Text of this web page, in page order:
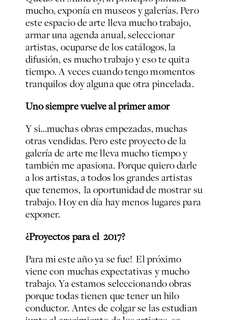
mucho, exponía en museos y galerías. Pero
este espacio de arte lleva mucho trabajo,
armar una agenda anual, seleccionar
artistas, ocuparse de los catálogos, la
difusión, es mucho trabajo y eso te quita
tiempo. A veces cuando tengo momentos
tranquilos doy alguna que otra pincelada.
Uno siempre vuelve al primer amor
Y si…muchas obras empezadas, muchas
otras vendidas. Pero este proyecto de la
galería de arte me lleva mucho tiempo y
también me apasiona. Porque quiero darle
a los artistas, a todos los grandes artistas
que tenemos, la oportunidad de mostrar su
trabajo. Hoy en día hay menos lugares para
exponer.
¿Proyectos para el 2017?
Para mi este año ya se fue! El próximo
viene con muchas expectativas y mucho
trabajo. Ya estamos seleccionando obras
porque todas tienen que tener un hilo
conductor. Antes de colgar se las estudian